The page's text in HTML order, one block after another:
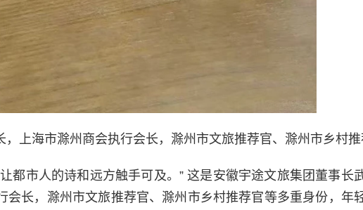
上海市滁州商会执行会长，滁州市文旅推荐官、滁州市乡村推
都市人的诗和远方触手可及。” 这是安徽宇途文旅集团董事长
会长，滁州市文旅推荐官、滁州市乡村推荐官等多重身份，年